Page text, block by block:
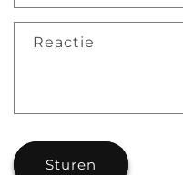
Reactie
Sturen